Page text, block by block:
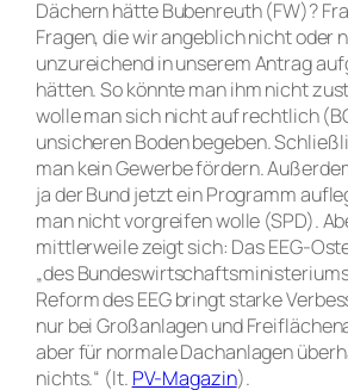
Dächern hätte Bubenreuth (FW)?
Fragen, die wir angeblich nicht oder
unzureichend in unserem Antrag
hätten. So könnte man ihm nicht
wolle man sich nicht auf rechtlich
unsicheren Boden begeben.
man kein Gewerbe fördern.
ja der Bund jetzt ein Programm
man nicht vorgreifen wolle (SPD).
mittlerweile zeigt sich: Das EEG-
„des
Reform des EEG bringt starke
nur bei Großanlagen und
aber für normale Dachanlagen
nichts.“ (lt. PV-Magazin).